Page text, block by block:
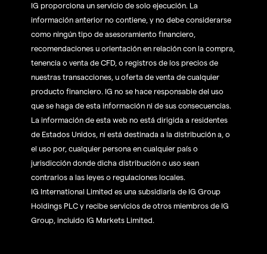
IG proporciona un servicio de solo ejecución. La
información anterior no contiene, y no debe considerarse
como ningún tipo de asesoramiento financiero,
recomendaciones u orientación en relación con la compra,
tenencia o venta de CFD, o registros de los precios de
nuestras transacciones, u oferta de venta de cualquier
producto financiero. IG no se hace responsable del uso
que se haga de esta información ni de sus consecuencias.
La información de esta web no está dirigida a residentes
de Estados Unidos, ni está destinada a la distribución a, o
el uso por, cualquier persona en cualquier país o
jurisdicción donde dicha distribución o uso sean
contrarios a las leyes o regulaciones locales.
IG International Limited es una subsidiaria de IG Group
Holdings PLC y recibe servicios de otros miembros de IG
Group, incluido IG Markets Limited.